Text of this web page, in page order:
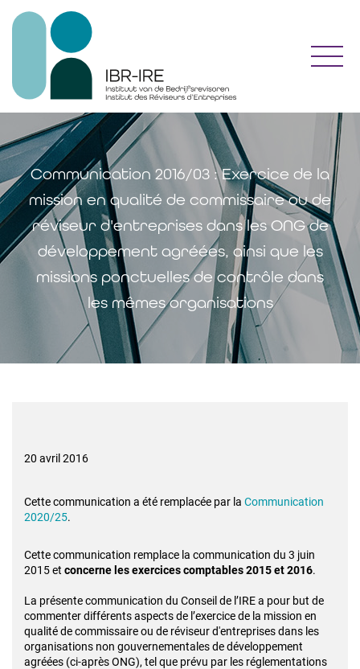
Communication 2016/03 : Exercice de la
mission en qualité de commissaire ou de
réviseur d'entreprises dans les ONG de
développement agréées, ainsi que les
missions ponctuelles de contrôle dans
les mêmes organisations
20 avril 2016
Cette communication a été remplacée par la Communication
2020/25.
Cette communication remplace la communication du 3 juin
2015 et concerne les exercices comptables 2015 et 2016.
La présente communication du Conseil de l’IRE a pour but de
commenter différents aspects de l’exercice de la mission en
qualité de commissaire ou de réviseur d'entreprises dans les
organisations non gouvernementales de développement
agréées (ci-après ONG), tel que prévu par les réglementations